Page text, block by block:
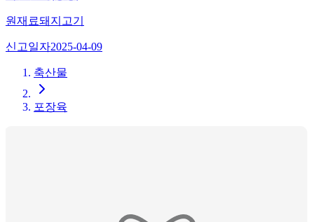
원재료돼지고기
신고일자2025-04-09
축산물
포장육